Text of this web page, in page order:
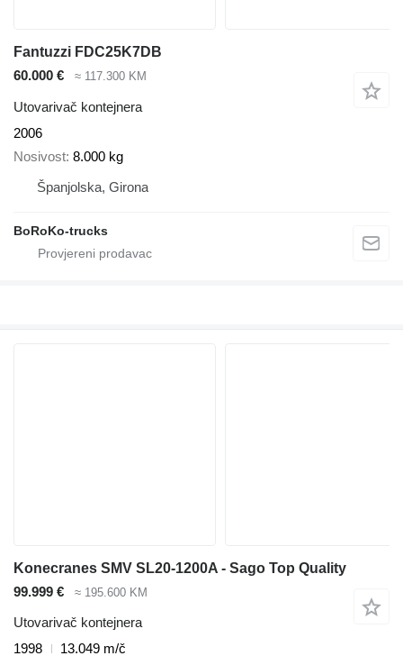
Fantuzzi FDC25K7DB
60.000 €
≈ 117.300 KM
Utovarivač kontejnera
2006
Nosivost 8.000 kg
Španjolska, Girona
BoRoKo-trucks
Konecranes SMV SL20-1200A - Sago Top Quality
99.999 €
≈ 195.600 KM
Utovarivač kontejnera
1998
13.049 m/č